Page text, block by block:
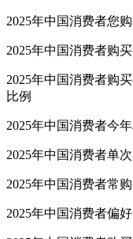
2025年中国消费者您
2025年中国消费者购
2025年中国消费者购
比例
2025年中国消费者今
2025年中国消费者单
2025年中国消费者常
2025年中国消费者偏